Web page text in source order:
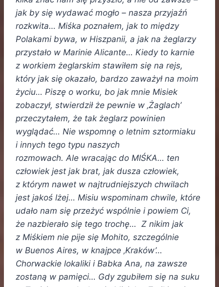
jak by się wydawać mogło – nasza przyjaźń
rozkwita… Miśka poznałem, jak to między
Polakami bywa, w Hiszpanii, a jak na żeglarzy
przystało w Marinie Alicante… Kiedy to karnie
z workiem żeglarskim stawiłem się na rejs,
który jak się okazało, bardzo zaważył na moim
życiu… Piszę o worku, bo jak mnie Misiek
zobaczył, stwierdził że pewnie w ‚Żaglach’
przeczytałem, że tak żeglarz powinien
wyglądać… Nie wspomnę o letnim sztormiaku
i innych tego typu naszych
rozmowach. Ale wracając do MIŚKA… ten
człowiek jest jak brat, jak dusza człowiek,
z którym nawet w najtrudniejszych chwilach
jest jakoś lżej… Misiu wspominam chwile, które
udało nam się przeżyć wspólnie i powiem Ci,
że nazbierało się tego trochę… Z nikim jak
z Miśkiem nie pije się Mohito, szczególnie
w Buenos Aires, w knajpce ‚Kraków’…
Chorwackie lokaliki i Babka Ana, na zawsze
zostaną w pamięci… Gdy zgubiłem się na suku